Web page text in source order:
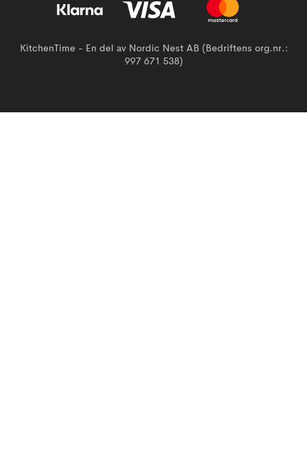
KitchenTime - En del av Nordic Nest AB (Bedriftens org.nr.:
997 671 538)